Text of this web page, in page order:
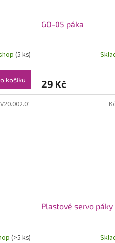
(5 ks)
košíku
GO-05 páka
29 Kč
(>5 ks)
Plastové servo páky